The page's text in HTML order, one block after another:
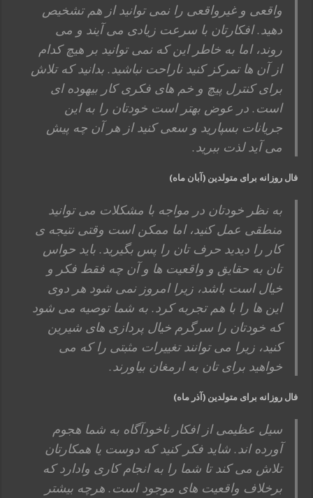
واقعی و غیرواقعی را نمی توانید از هم تشخیص
دهید. افکارتان با سرعت زیادی می آیند و می
روند، اما به خاطر این که نمی توانید بر هیچ کدام
از آن ها تمرکز کنید ناراحت نباشید. بدانید که تلاش
برای کنترل پیچ و خم های فکری کار بیهوده ای
است. در عوض بهتر است خودتان را به این
جریانات بسپارید و سعی کنید از هر آن چه پیش
می آید لذت ببرید.
فال روزانه برای متولدین (آبان ماه)
به نظر خودتان در مواجه با مشکلات می توانید
منطقی عمل کنید، اما ممکن است وقتی نتیجه ی
کار را دیدید حرف تان را پس بگیرید. باید حواس
تان به حقایق و واقعیت ها و آن چه فقط فکر و
خیال است باشد، زیرا امروز نمی شود هر دوی
این ها را با هم تجربه کرد. به شما توصیه می شود
که خودتان را سرگرم خیال پردازی های شیرین
کنید، زیرا می توانند تغییرات مثبتی را که می
خواهید برای تان به ارمغان بیاورند.
فال روزانه برای متولدین (آذر ماه)
سیل عظیمی از افکار ناخودآگاه به شما هجوم
آورده اند. شاید فکر کنید که دوست یا همکارتان
تلاش می کند تا شما را به انجام کاری وادارد که
برخلاف واقعیت های موجود است. هرچه بیشتر